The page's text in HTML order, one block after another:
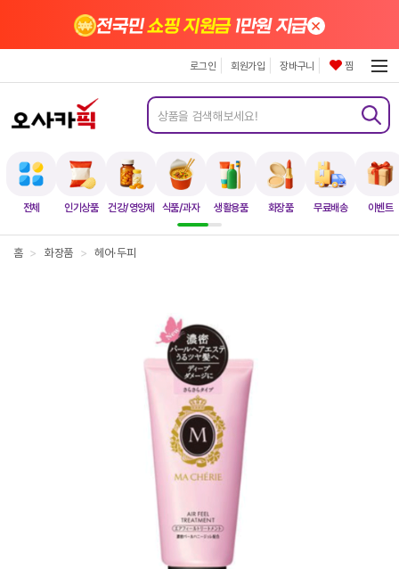
전체 인기상품 건강/영양제 식품/과자 생활용품 화장품 무료배송 이벤트
전국민쇼핑 지원금1만원 지급×
로그인 회원가입 장바구니 찜
홈 > 화장품 > 헤어·두피